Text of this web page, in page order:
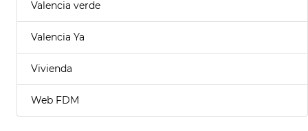
Valencia verde
Valencia Ya
Vivienda
Web FDM